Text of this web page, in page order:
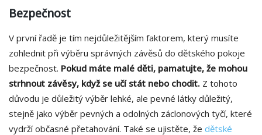
Bezpečnost
V první řadě je tím nejdůležitějším faktorem, který musíte
zohlednit při výběru správných závěsů do dětského pokoje
bezpečnost. Pokud máte malé děti, pamatujte, že mohou
strhnout závěsy, když se učí stát nebo chodit. Z tohoto
důvodu je důležitý výběr lehké, ale pevné látky důležitý,
stejně jako výběr pevných a odolných záclonových tyčí, které
vydrží občasné přetahování. Také se ujistěte, že dětské